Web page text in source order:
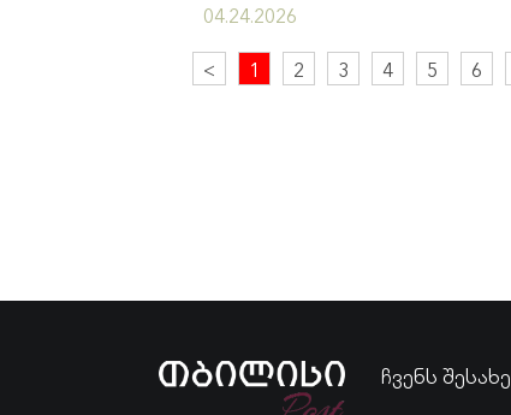
04.24.2026
< 1 2 3 4 5 6
ჩვენს